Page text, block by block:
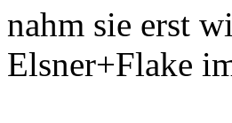
nahm sie erst
Elsner+Flake